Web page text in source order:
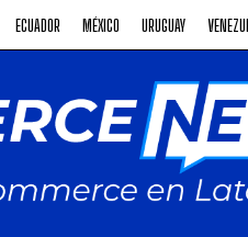
ECUADOR MÉXICO URUGUAY